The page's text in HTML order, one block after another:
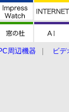
周辺機器 ビデ